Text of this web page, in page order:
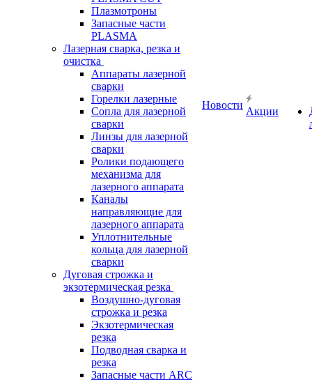
Плазмотроны
Запасные части
PLASMA
Лазерная сварка, резка и
очистка
Аппараты лазерной
сварки
Горелки лазерные
Сопла для лазерной
сварки
Линзы для лазерной
сварки
Ролики подающего
механизма для
лазерного аппарата
Каналы
направляющие для
лазерного аппарата
Уплотнительные
кольца для лазерной
сварки
Дуговая строжка и
экзотермическая резка
Воздушно-дуговая
строжка и резка
Экзотермическая
резка
Подводная сварка и
резка
Запасные части ARC
Новости
Акции